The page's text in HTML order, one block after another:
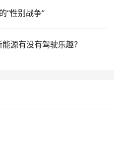
“性别战争”
源有没有驾驶乐趣？